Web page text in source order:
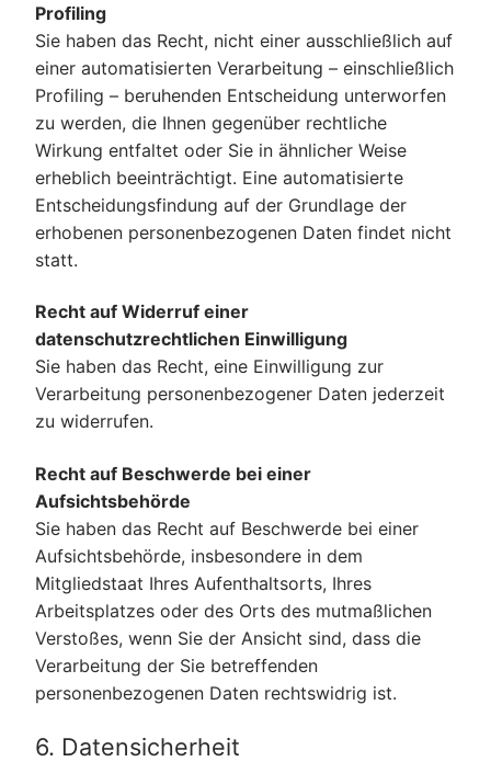
Profiling
Sie haben das Recht, nicht einer ausschließlich auf
einer automatisierten Verarbeitung – einschließlich
Profiling – beruhenden Entscheidung unterworfen
zu werden, die Ihnen gegenüber rechtliche
Wirkung entfaltet oder Sie in ähnlicher Weise
erheblich beeinträchtigt. Eine automatisierte
Entscheidungsfindung auf der Grundlage der
erhobenen personenbezogenen Daten findet nicht
statt.
Recht auf Widerruf einer
datenschutzrechtlichen Einwilligung
Sie haben das Recht, eine Einwilligung zur
Verarbeitung personenbezogener Daten jederzeit
zu widerrufen.
Recht auf Beschwerde bei einer
Aufsichtsbehörde
Sie haben das Recht auf Beschwerde bei einer
Aufsichtsbehörde, insbesondere in dem
Mitgliedstaat Ihres Aufenthaltsorts, Ihres
Arbeitsplatzes oder des Orts des mutmaßlichen
Verstoßes, wenn Sie der Ansicht sind, dass die
Verarbeitung der Sie betreffenden
personenbezogenen Daten rechtswidrig ist.
6. Datensicherheit